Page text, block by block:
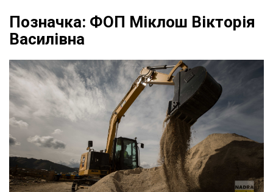
Позначка: ФОП Міклош Вікторія
Василівна